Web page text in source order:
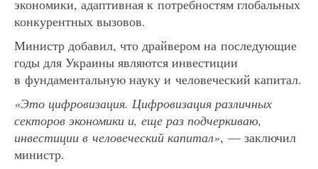
экономики, адаптивная к потребностям глобальных
конкурентных вызовов.
Министр добавил, что драйвером на последующие
годы для Украины являются инвестиции
в фундаментальную науку и человеческий капитал.
«Это цифровизация. Цифровизация различных
секторов экономики и, еще раз подчеркиваю,
инвестиции в человеческий капитал», — заключил
министр.